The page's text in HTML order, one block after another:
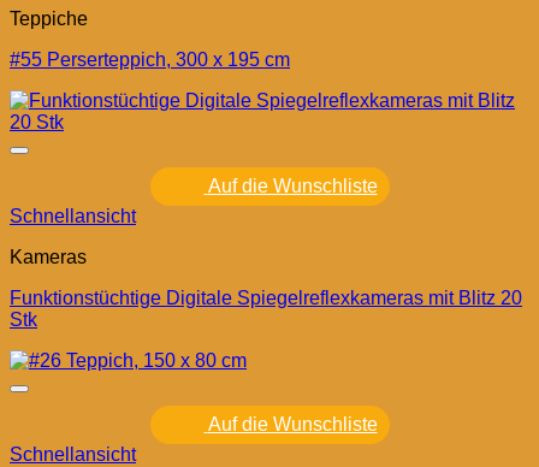
Teppiche
#55 Perserteppich, 300 x 195 cm
Auf die Wunschliste
Schnellansicht
Kameras
Funktionstüchtige Digitale Spiegelreflexkameras mit Blitz 20
Stk
Auf die Wunschliste
Schnellansicht